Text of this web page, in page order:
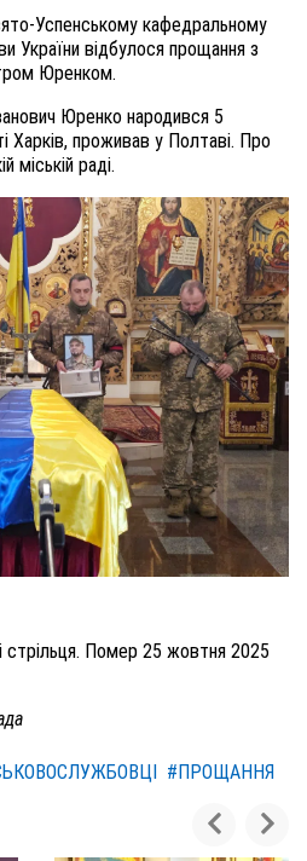
Успенському кафедральному
України відбулося прощання з
Юренком.
Юренко народився 5
Харків, проживав у Полтаві. Про
міській раді.
стрільця. Помер 25 жовтня 2025
#ПРОЩАННЯ